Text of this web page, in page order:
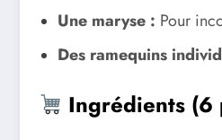
Une maryse : Pour
Des ramequins
Ingrédients (6